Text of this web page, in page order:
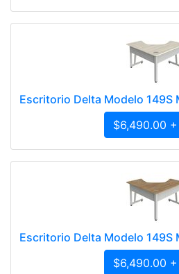
Escritorio Delta Modelo 149S
$6,490.00 +
Escritorio Delta Modelo 149S
$6,490.00 +